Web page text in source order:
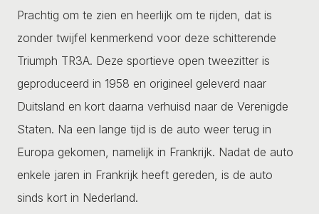
Prachtig om te zien en heerlijk om te rijden, dat is
zonder twijfel kenmerkend voor deze schitterende
Triumph TR3A. Deze sportieve open tweezitter is
geproduceerd in 1958 en origineel geleverd naar
Duitsland en kort daarna verhuisd naar de Verenigde
Staten. Na een lange tijd is de auto weer terug in
Europa gekomen, namelijk in Frankrijk. Nadat de auto
enkele jaren in Frankrijk heeft gereden, is de auto
sinds kort in Nederland.